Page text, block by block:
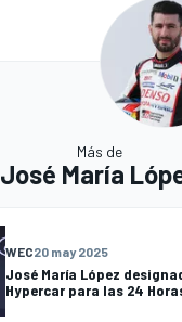
Más de
José María
WEC20 may 2025
José María López
Hypercar para las 24